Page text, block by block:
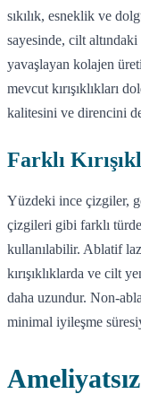
sıkılık, esneklik ve
sayesinde, cilt
yavaşlayan kolajen
mevcut kırışıklıkları
kalitesini ve direncini de
Farklı
Yüzdeki ince çizgiler,
çizgileri gibi farklı
kullanılabilir. Ablatif
kırışıklıklarda ve cilt
daha uzundur. Non-
minimal iyileşme